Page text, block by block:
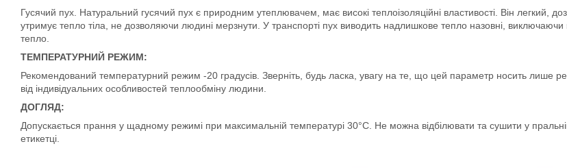
Гусячий пух. Натуральний гусячий пух є природним утеплювачем, має високі теплоізоляційні властивості. Він легкий,
утримує тепло тіла, не дозволяючи людині мерзнути. У транспорті пух виводить надлишкове тепло назовні,
тепло.
ТЕМПЕРАТУРНИЙ РЕЖИМ:
Рекомендований температурний режим -20 градусів. Зверніть, будь ласка, увагу на те, що цей параметр носить лише
від індивідуальних особливостей теплообміну людини.
ДОГЛЯД:
Допускається прання у щадному режимі при максимальній температурі 30°C. Не можна відбілювати та сушити у
етикетці.